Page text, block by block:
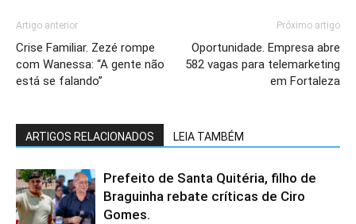
Artigo anterior
Crise Familiar. Zezé rompe
com Wanessa: “A gente não
está se falando”
Próximo artigo
Oportunidade. Empresa abre
582 vagas para telemarketing
em Fortaleza
ARTIGOS RELACIONADOS LEIA TAMBÉM
Prefeito de Santa Quitéria, filho de
Braguinha rebate críticas de Ciro
Gomes.